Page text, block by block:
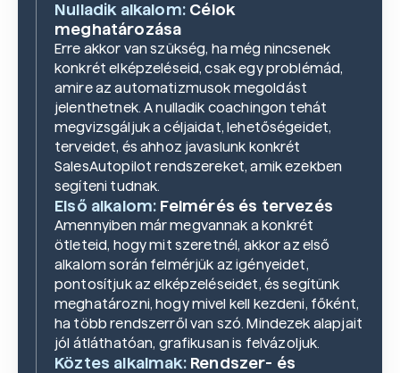
Nulladik alkalom: Célok
meghatározása
Erre akkor van szükség, ha még nincsenek
konkrét elképzeléseid, csak egy problémád,
amire az automatizmusok megoldást
jelenthetnek. A nulladik coachingon tehát
megvizsgáljuk a céljaidat, lehetőségeidet,
terveidet, és ahhoz javaslunk konkrét
SalesAutopilot rendszereket, amik ezekben
segíteni tudnak.
Első alkalom: Felmérés és tervezés
Amennyiben már megvannak a konkrét
ötleteid, hogy mit szeretnél, akkor az első
alkalom során felmérjük az igényeidet,
pontosítjuk az elképzeléseidet, és segítünk
meghatározni, hogy mivel kell kezdeni, főként,
ha több rendszerről van szó. Mindezek alapjait
jól átláthatóan, grafikusan is felvázoljuk.
Köztes alkalmak: Rendszer- és